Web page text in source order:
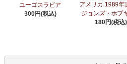
ユーゴスラビア
300円(税込)
アメリカ 1989年
ジョンズ・ホプ
180円(税込)